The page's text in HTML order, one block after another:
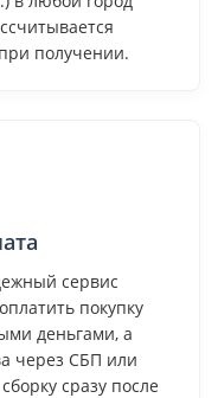
получении.
сервис
покупку
деньгами, а
через СБП или
сразу после